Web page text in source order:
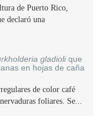
de Puerto Rico,
declaró una
gladiolique
en hojas de caña
de color café
foliares. Se...